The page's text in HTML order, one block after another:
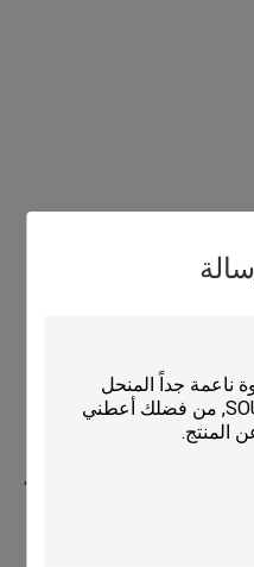
اللؤلؤ
أو الساخن في أي نسبة
إضافة WS (10 ~ 50٪) في الماء البارد أو الساخن (60 ~ 70 درجة مئوية) ،